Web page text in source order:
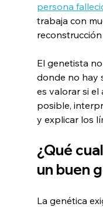
persona
trabaja con
reconstrucción
El genetista
donde no hay
es valorar si el
posible,
y explicar los
¿Qué
un buen
La genética